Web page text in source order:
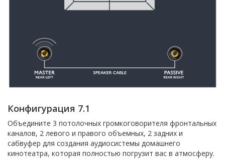
Конфигурация 7.1
Объедините 3 потолочных громкоговорителя фронтальных
каналов, 2 левого и правого объемных, 2 задних и
сабвуфер для создания аудиосистемы домашнего
кинотеатра, которая полностью погрузит вас в атмосферу.